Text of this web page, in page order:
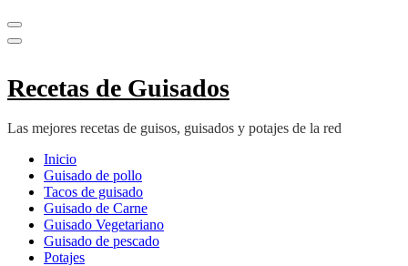
Recetas de Guisados
Las mejores recetas de guisos, guisados y potajes de la red
Inicio
Guisado de pollo
Tacos de guisado
Guisado de Carne
Guisado Vegetariano
Guisado de pescado
Potajes